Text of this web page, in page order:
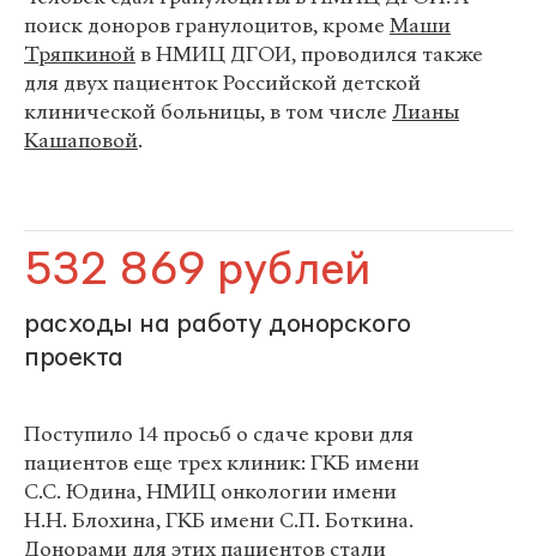
поиск доноров гранулоцитов, кроме Маши
Тряпкинойв НМИЦ ДГОИ, проводился также
для двух пациенток Российской детской
клинической больницы, в том числе Лианы
Кашаповой.
532 869 рублей
расходы на работу донорского
проекта
Поступило 14 просьб о сдаче крови для
пациентов еще трех клиник: ГКБ имени
С.С. Юдина, НМИЦ онкологии имени
Н.Н. Блохина, ГКБ имени С.П. Боткина.
Донорами для этих пациентов стали